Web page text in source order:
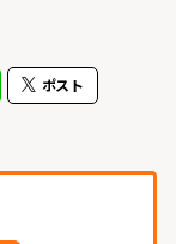
ポスト